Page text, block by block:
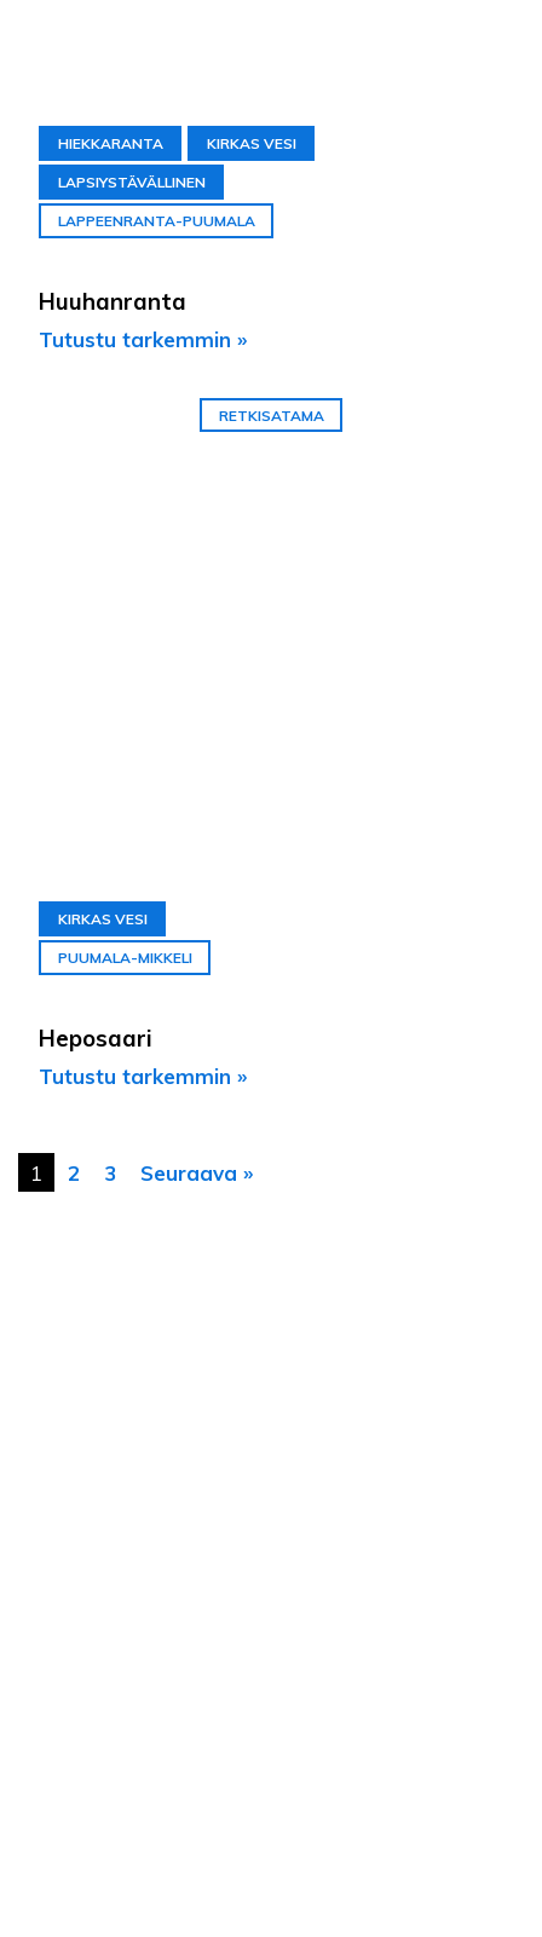
HIEKKARANTA KIRKAS VESI
LAPSIYSTÄVÄLLINEN
LAPPEENRANTA-PUUMALA
Huuhanranta
Tutustu tarkemmin »
RETKISATAMA
KIRKAS VESI
PUUMALA-MIKKELI
Heposaari
Tutustu tarkemmin »
1 2 3 Seuraava »